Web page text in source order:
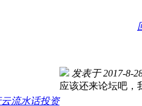
发表于 2017-8-
应该还来论坛吧，